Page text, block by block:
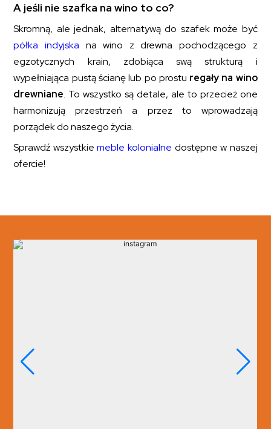
A jeśli nie szafka na wino to co?
Skromną, ale jednak, alternatywą do szafek może być
półka indyjska na wino z drewna pochodzącego z
egzotycznych krain, zdobiąca swą strukturą i
wypełniająca pustą ścianę lub po prostu regały na wino
drewniane. To wszystko są detale, ale to przecież one
harmonizują przestrzeń a przez to wprowadzają
porządek do naszego życia.
Sprawdź wszystkiemeble kolonialne dostępne w naszej
ofercie!